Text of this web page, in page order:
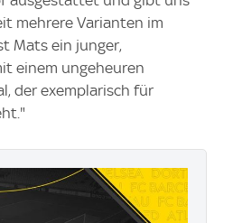
mehrere Varianten im
Mats ein junger,
einem ungeheuren
der exemplarisch für